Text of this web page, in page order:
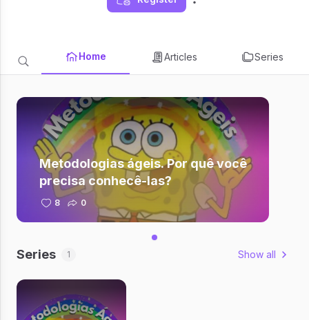
Home Articles Series
Metodologias ágeis. Por quê você
precisa conhecê-las?
8 0
Series 1 Show all